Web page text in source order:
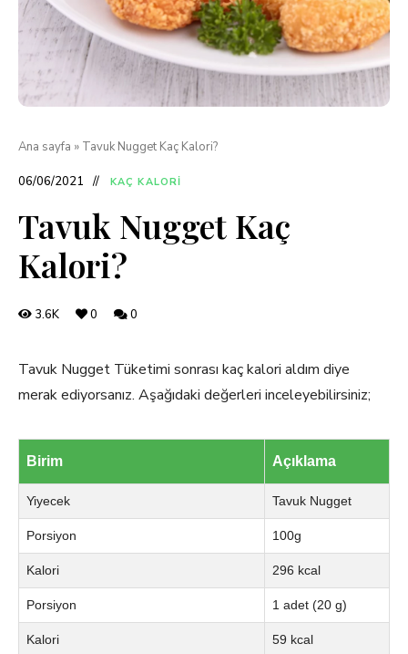
Ana sayfa » Tavuk Nugget Kaç Kalori?
06/06/2021 KAÇ KALORI
Tavuk Nugget Kaç
Kalori?
3.6K 0 0
Tavuk Nugget Tüketimi sonrası kaç kalori aldım diye
merak ediyorsanız. Aşağıdaki değerleri inceleyebilirsiniz;
Birim Açıklama
Yiyecek Tavuk Nugget
Porsiyon 100g
Kalori 296 kcal
Porsiyon 1 adet (20 g)
Kalori 59 kcal